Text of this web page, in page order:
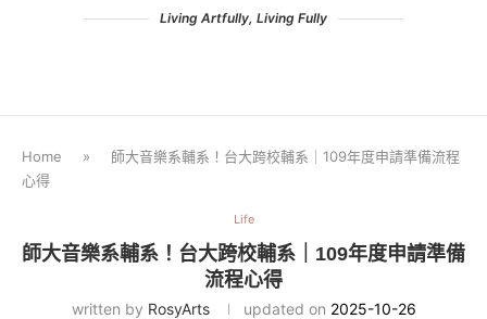
Living Artfully, Living Fully
Home »
師大音樂系輔系！台大跨校輔系｜109年度申請準備流程
心得
Life
師大音樂系輔系！台大跨校輔系｜109年度申請準備
流程心得
written by RosyArts updated on 2025-10-26